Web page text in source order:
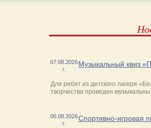
07.08.2026
г.
Музыкальный квиз
Для ребят из детского лагеря
творчества проведен
06.08.2026
г.
Спортивно-игровая